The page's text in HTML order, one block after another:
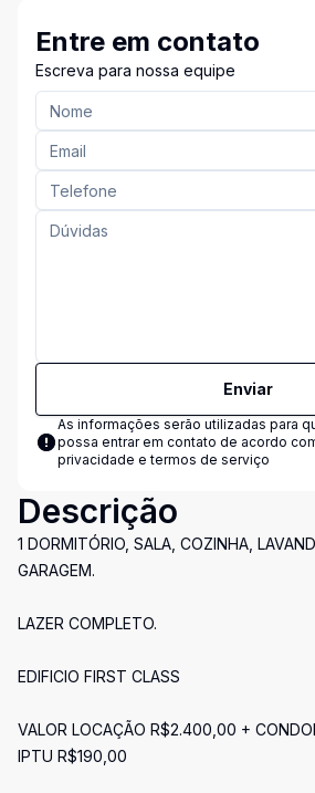
Entre em contato
Escreva para nossa equipe
Enviar
As informações serão utilizadas para
possa entrar em contato de acordo
privacidade e termos de serviço
Descrição
1 DORMITÓRIO, SALA, COZINHA,
GARAGEM.
LAZER COMPLETO.
EDIFICIO FIRST CLASS
VALOR LOCAÇÃO R$2.400,00 +
IPTU R$190,00